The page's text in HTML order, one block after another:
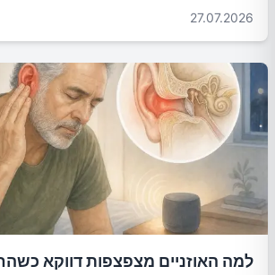
27.07.2026
למה האוזניים מצפצפות דווקא